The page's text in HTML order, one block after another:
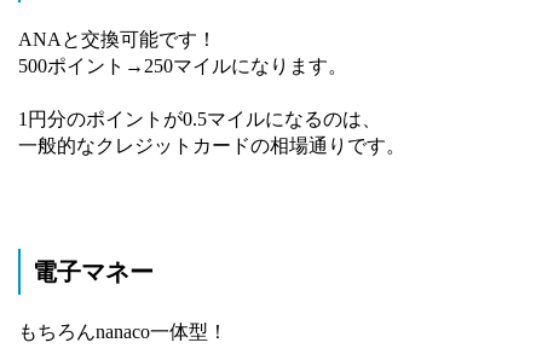
ANAと交換可能です！
500ポイント→250マイルになります。
1円分のポイントが0.5マイルになるのは、
一般的なクレジットカードの相場通りです。
電子マネー
もちろんnanaco一体型！